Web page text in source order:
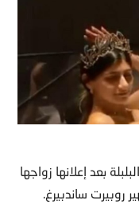
بعد إعلانها زواجها
روبيرت ساندبيرغ.